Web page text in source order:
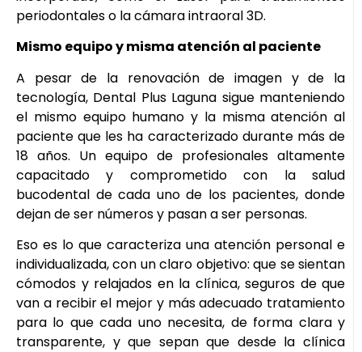
periodontales o la cámara intraoral 3D.
Mismo equipo y misma atención al paciente
A pesar de la renovación de imagen y de la
tecnología, Dental Plus Laguna sigue manteniendo
el mismo equipo humano y la misma atención al
paciente que les ha caracterizado durante más de
18 años. Un equipo de profesionales altamente
capacitado y comprometido con la salud
bucodental de cada uno de los pacientes, donde
dejan de ser números y pasan a ser personas.
Eso es lo que caracteriza una atención personal e
individualizada, con un claro objetivo: que se sientan
cómodos y relajados en la clínica, seguros de que
van a recibir el mejor y más adecuado tratamiento
para lo que cada uno necesita, de forma clara y
transparente, y que sepan que desde la clínica